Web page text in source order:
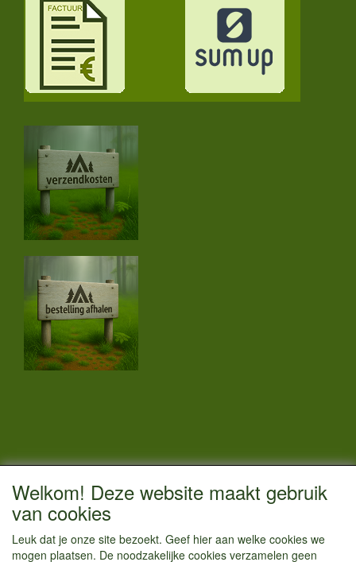
CONTACTGEGEVENS
Vestigingsadres:
Einsteinstraat 52
Welkom! Deze website maakt gebruik
van cookies
Leuk dat je onze site bezoekt. Geef hier aan welke cookies we
mogen plaatsen. De noodzakelijke cookies verzamelen geen